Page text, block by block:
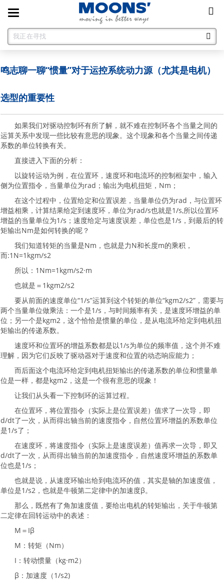
Toggle
navigation
鸣志聊一聊“惯量”对于运控系统动力源（尤其是电机）
选型的重要性
如果我们对驱动控制环有所了解，就不难在控制环各个当量之间的
运算关系中发现一些比较有意思的现象。这个现象和各个当量之间传递
系数的单位转换有关。
直接进入下面的分析：
以旋转运动为例，在位置环，速度环和电流环的控制框架中，输入
侧为位置指令，当量单位为rad；输出为电机扭矩，Nm；
在这个过程中，位置给定和位置误差，当量单位仍为rad，与位置环
增益相乘，计算结果给定到速度环，单位为rad/s也就是1/s,所以位置环
增益的当量单位为1/s；速度给定与速度误差，单位也是1/s，到最后的转
矩输出Nm是如何转换的呢？
我们知道转矩的当量是Nm，也就是力N和长度m的乘积，
而:1N=1kgm/s2
所以：1Nm=1kgm/s2·m
也就是＝1kgm2/s2
要从前面的速度单位“1/s”运算到这个转矩的单位“kgm2/s2”，需要与
两个当量单位做乘法：一个是1/s，与时间频率有关，是速度环增益的单
位；另一个是kgm2，这个恰恰是惯量的单位，是从电流环给定到电机扭
矩输出的传递系数。
速度环和位置环的增益系数都是以1/s为单位的频率值，这个并不难
理解，因为它们反映了驱动器对于速度和位置的动态响应能力；
而后面这个电流环给定到电机扭矩输出的传递系数的单位和惯量单
位是一样，都是kgm2，这是一个很有意思的现象！
让我们从头看一下控制环的运算过程。
在位置环，将位置指令（实际上是位置误差）值求了一次导，即
d/dt了一次，从而得出轴当前的速度指令，自然位置环增益的系数单位
是1/s了；
在速度环，将速度指令（实际上是速度误差）值再求一次导，即又
d/dt了一次，从而得出轴当前的加速度指令，自然速度环增益的系数单
位也是1/s；
也就是说，从速度环输出给到电流环的值，其实是轴的加速度值，
单位是1/s2，也就是牛顿第二定律中的加速度β。
那么，既然有了角加速度值，要给出电机的转矩输出，关于牛顿第
二定律在回转运动中的表述：
M＝Iβ
M：转矩（Nm）
I：转动惯量（kg·m2）
β：加速度（1/s2)